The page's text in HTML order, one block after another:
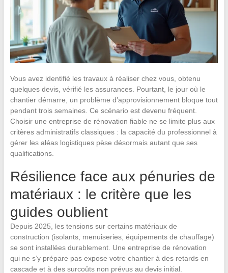
Vous avez identifié les travaux à réaliser chez vous, obtenu
quelques devis, vérifié les assurances. Pourtant, le jour où le
chantier démarre, un problème d’approvisionnement bloque tout
pendant trois semaines. Ce scénario est devenu fréquent.
Choisir une entreprise de rénovation fiable ne se limite plus aux
critères administratifs classiques : la capacité du professionnel à
gérer les aléas logistiques pèse désormais autant que ses
qualifications.
Résilience face aux pénuries de
matériaux : le critère que les
guides oublient
Depuis 2025, les tensions sur certains matériaux de
construction (isolants, menuiseries, équipements de chauffage)
se sont installées durablement. Une entreprise de rénovation
qui ne s’y prépare pas expose votre chantier à des retards en
cascade et à des surcoûts non prévus au devis initial.